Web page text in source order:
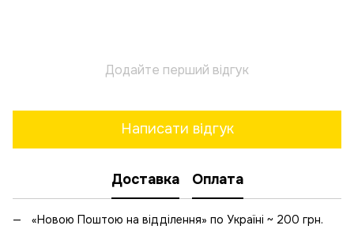
Додайте перший відгук
Написати відгук
Доставка Оплата
«Новою Поштою на відділення» по Україні ~ 200 грн.